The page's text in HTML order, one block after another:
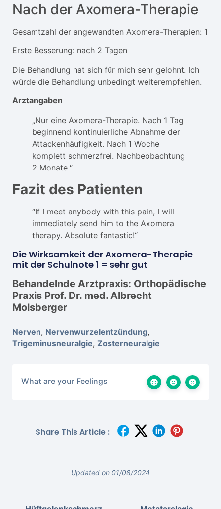
Nach der Axomera-Therapie
Gesamtzahl der angewandten Axomera-Therapien: 1
Erste Besserung: nach 2 Tagen
Die Behandlung hat sich für mich sehr gelohnt. Ich
würde die Behandlung unbedingt weiterempfehlen.
Arztangaben
„Nur eine Axomera-Therapie. Nach 1 Tag
beginnend kontinuierliche Abnahme der
Attackenhäufigkeit. Nach 1 Woche
komplett schmerzfrei. Nachbeobachtung
2 Monate.“
Fazit des Patienten
“If I meet anybody with this pain, I will
immediately send him to the Axomera
therapy. Absolute fantastic!“
Die Wirksamkeit der Axomera-Therapie
mit der Schulnote 1 = sehr gut
Behandelnde Arztpraxis: Orthopädische
Praxis Prof. Dr. med. Albrecht
Molsberger
Nerven, Nervenwurzelentzündung,
Trigeminusneuralgie, Zosterneuralgie
What are your Feelings
Share This Article :
Updated on 01/08/2024